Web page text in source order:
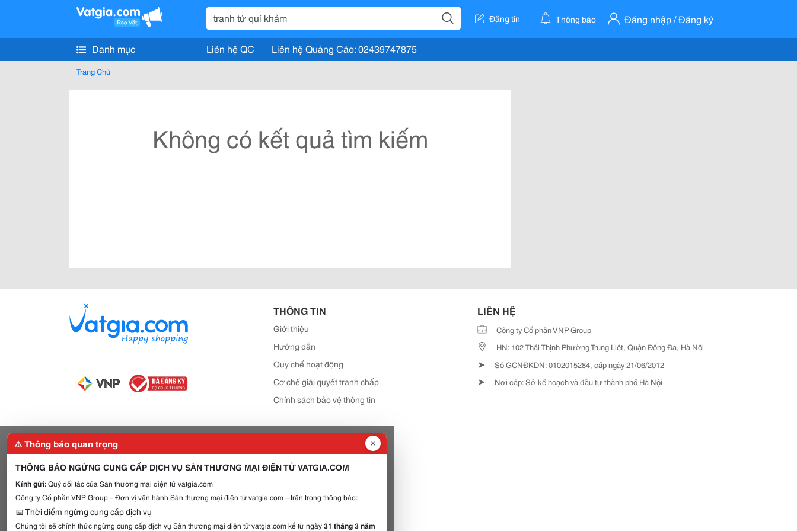
Đăng tin Thông báo Đăng nhập / Đăng ký
Danh mục Liên hệ QC Liên hệ Quảng Cáo: 02439747875
Trang Chủ
Không có kết quả tìm kiếm
THÔNG TIN
Giới thiệu
Hướng dẫn
Quy chế hoạt động
Cơ chế giải quyết tranh chấp
Chính sách bảo vệ thông tin
LIÊN HỆ
Công ty Cổ phần VNP Group
HN: 102 Thái Thịnh Phường Trung Liệt, Quận Đống Đa, Hà Nội
➤ Số GCNĐKDN: 0102015284, cấp ngày 21/06/2012
➤ Nơi cấp: Sở kế hoạch và đầu tư thành phố Hà Nội
⚠️ Thông báo quan trọng
THÔNG BÁO NGỪNG CUNG CẤP DỊCH VỤ SÀN THƯƠNG MẠI ĐIỆN TỬ VATGIA.COM
Kính gửi:Quý đối tác của Sàn thương mại điện tử vatgia.com
Công ty Cổ phần VNP Group – Đơn vị vận hành Sàn thương mại điện tử vatgia.com – trân trọng thông báo:
📅 Thời điểm ngừng cung cấp dịch vụ
Chúng tôi sẽ chính thức ngừng cung cấp dịch vụ Sàn thương mại điện tử vatgia.com kể từ ngày31 tháng 3 năm